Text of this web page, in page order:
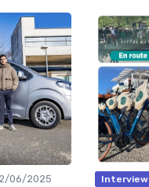
06/2025
Interview